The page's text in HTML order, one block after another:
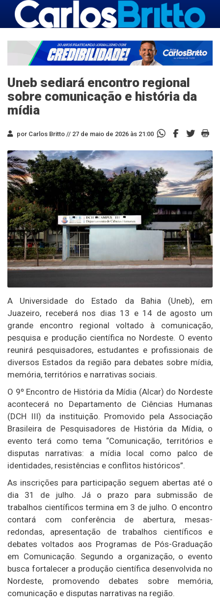
Uneb sediará encontro regional
sobre comunicação e história da
mídia
por Carlos Britto // 27 de maio de 2026 às 21:00
A Universidade do Estado da Bahia(Uneb), em
Juazeiro, receberá nos dias 13 e 14 de agosto um
grande encontro regional voltado à comunicação,
pesquisa e produção científica no Nordeste. O evento
reunirá pesquisadores, estudantes e profissionais de
diversos Estados da região para debates sobre mídia,
memória, territórios e narrativas sociais.
O 9º Encontro de História da Mídia (Alcar) do Nordeste
acontecerá no Departamento de Ciências Humanas
(DCH III) da instituição. Promovido pela Associação
Brasileira de Pesquisadores de História da Mídia, o
evento terá como tema “Comunicação, territórios e
disputas narrativas: a mídia local como palco de
identidades, resistências e conflitos históricos”.
As inscrições para participação seguem abertas até o
dia 31 de julho. Já o prazo para submissão de
trabalhos científicos termina em 3 de julho. O encontro
contará com conferência de abertura, mesas-
redondas, apresentação de trabalhos científicos e
debates voltados aos Programas de Pós-Graduação
em Comunicação. Segundo a organização, o evento
busca fortalecer a produção científica desenvolvida no
Nordeste, promovendo debates sobre memória,
comunicação e disputas narrativas na região.